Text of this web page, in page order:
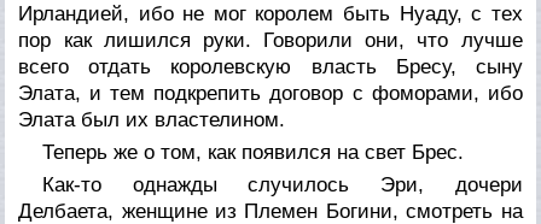
Ирландией, ибо не мог королем быть Hуаду, с тех
пор как лишился руки. Говорили они, что лучше
всего отдать королевскую власть Бресу, сыну
Элата, и тем подкрепить договор с фоморами, ибо
Элата был их властелином.
Теперь же о том, как появился на свет Брес.
Как-то однажды случилось Эри, дочери
Делбаета, женщине из Племен Богини, смотреть на